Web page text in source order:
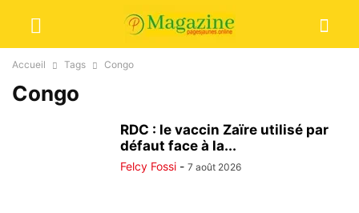
Accueil Tags Congo
Congo
RDC : le vaccin Zaïre utilisé par
défaut face à la...
Felcy Fossi - 7 août 2026